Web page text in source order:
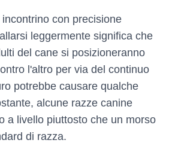
con precisione
leggermente significa che
del cane si posizioneranno
l'altro per via del continuo
potrebbe causare qualche
alcune razze canine
a livello piuttosto che un morso
di razza.